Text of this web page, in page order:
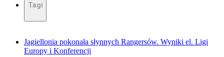
Tagi
Jagiellonia pokonała słynnych Rangersów. Wyniki el. Ligi
Europy i Konferencji